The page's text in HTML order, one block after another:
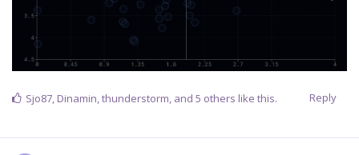
Reply
Sjo87, Dinamin,thunderstorm, and 5 others like this.